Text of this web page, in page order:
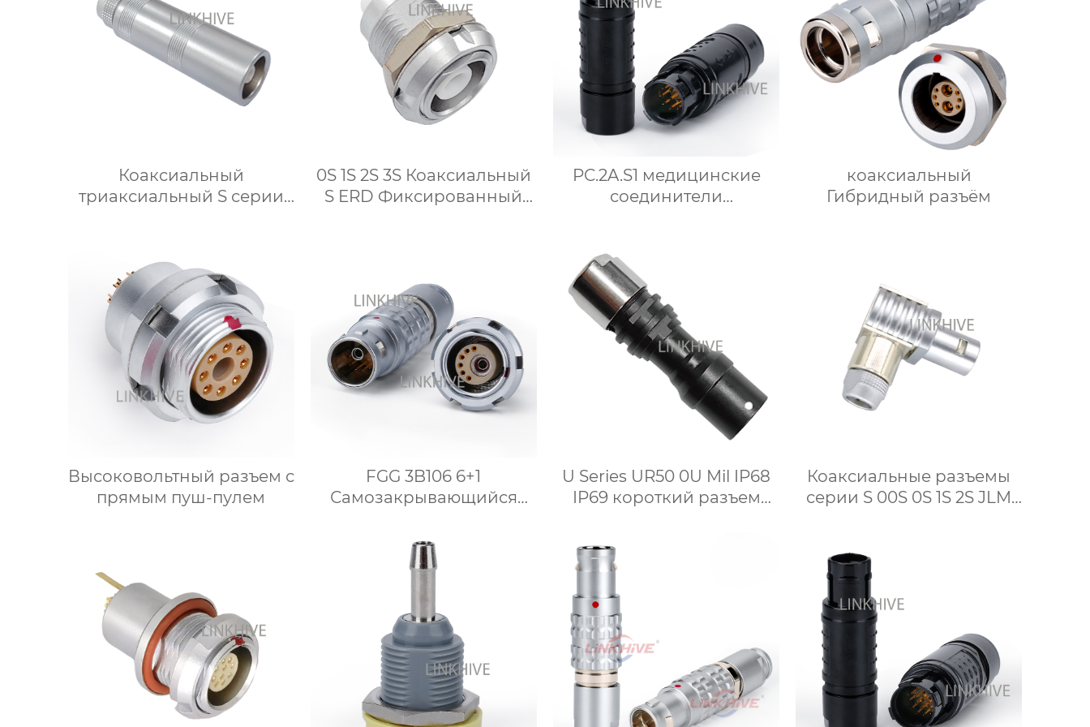
Коаксиальный
триаксиальный S серии
0S 1S 2S 3S Коаксиальный
S ERD Фиксированный
PC.2A.S1 медицинские
соединители
коаксиальный
Гибридный разъём
Высоковольтный разъем с
прямым пуш-пулем
FGG 3B106 6+1
Самозакрывающийся
разъем
U Series UR50 0U Mil IP68
IP69 короткий разъем
Коаксиальные разъемы
серии S 00S 0S 1S 2S JLM